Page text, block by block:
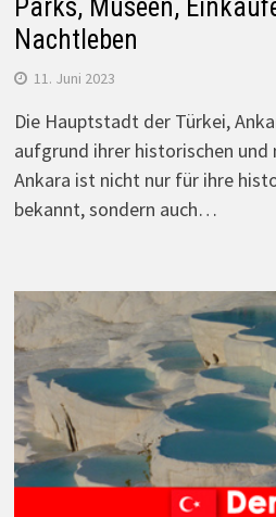
Parks, Museen,
Nachtleben
11. Juni 2023
Die Hauptstadt der Türkei,
aufgrund ihrer historischen
Ankara ist nicht nur für ihre
bekannt, sondern auch…